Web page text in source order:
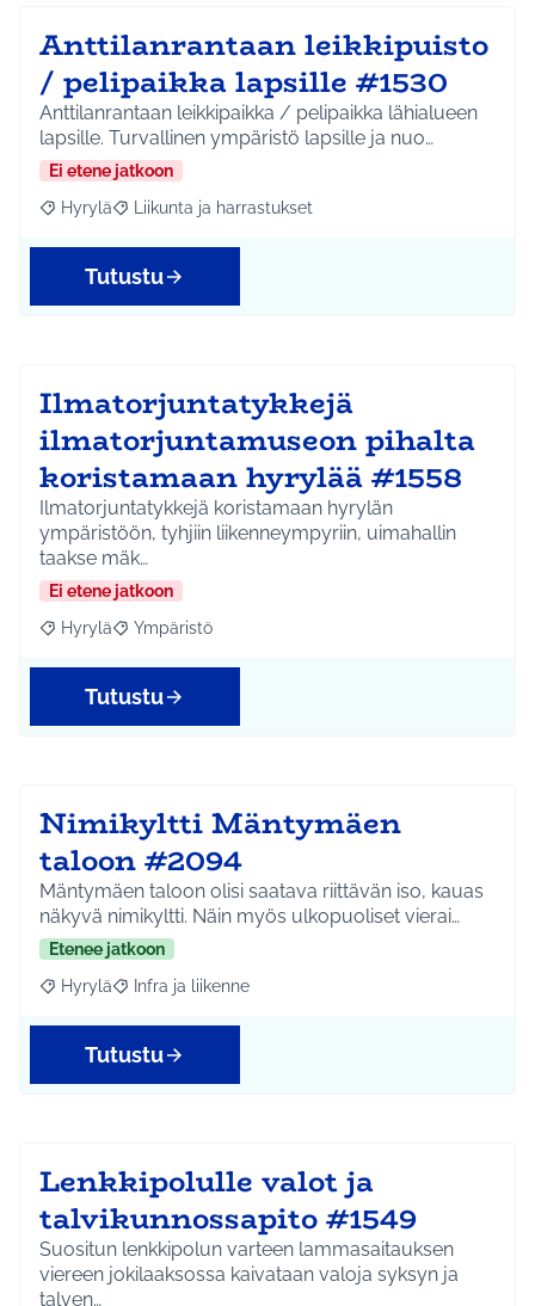
Anttilanrantaan leikkipuisto
/ pelipaikka lapsille #1530
Anttilanrantaan leikkipaikka / pelipaikka lähialueen
lapsille. Turvallinen ympäristö lapsille ja nuo…
Ei etene jatkoon
Rajaa tulokset aihepiirin mukaan: Hyrylä
Hyrylä Rajaa tulokset teeman mukaan: Liikunta ja
Liikunta ja harrastukset
Tutustu
Ilmatorjuntatykkejä
ilmatorjuntamuseon pihalta
koristamaan hyrylää #1558
Ilmatorjuntatykkejä koristamaan hyrylän
ympäristöön, tyhjiin liikenneympyriin, uimahallin
taakse mäk…
Ei etene jatkoon
Rajaa tulokset aihepiirin mukaan: Hyrylä
Hyrylä Rajaa tulokset teeman mukaan: Ympäristö
Ympäristö
Tutustu
Nimikyltti Mäntymäen
taloon #2094
Mäntymäen taloon olisi saatava riittävän iso, kauas
näkyvä nimikyltti. Näin myös ulkopuoliset vierai…
Etenee jatkoon
Rajaa tulokset aihepiirin mukaan: Hyrylä
Hyrylä Rajaa tulokset teeman mukaan: Infra ja liikenne
Infra ja liikenne
Tutustu
Lenkkipolulle valot ja
talvikunnossapito #1549
Suositun lenkkipolun varteen lammasaitauksen
viereen jokilaaksossa kaivataan valoja syksyn ja
talven…